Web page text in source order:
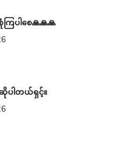
ြပါစေ🙏🙏🙏
ဆိုပါတယ်ရှင့်။